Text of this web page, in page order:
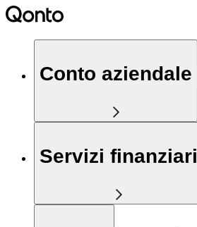
Conto aziendale
Servizi finanziari